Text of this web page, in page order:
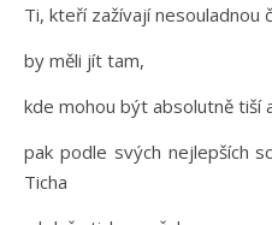
Ti, kteří zažívají nesouladnou
by měli jít tam,
kde mohou být absolutně tiší
pak podle svých nejlepších
Ticha